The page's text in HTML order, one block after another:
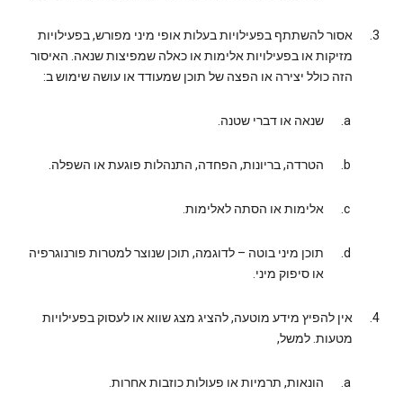
אסור להשתתף בפעילויות בעלות אופי מיני מפורש, בפעילויות
מזיקות או בפעילויות אלימות או כאלה שמפיצות שנאה. האיסור
הזה כולל יצירה או הפצה של תוכן שמעודד או עושה שימוש ב:
שנאה או דברי שטנה.
הטרדה, בריונות, הפחדה, התנהלות פוגעת או השפלה.
אלימות או הסתה לאלימות.
תוכן מיני בוטה – לדוגמה, תוכן שנוצר למטרות פורנוגרפיה
או סיפוק מיני.
אין להפיץ מידע מוטעה, להציג מצג שווא או לעסוק בפעילויות
מטעות. למשל,
הונאות, תרמיות או פעולות כוזבות אחרות.